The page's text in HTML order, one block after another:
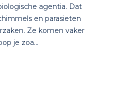
agentia. Dat
en parasieten
Ze komen vaker
je zoa...